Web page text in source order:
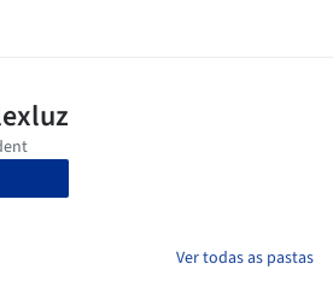
Ver todas as pastas